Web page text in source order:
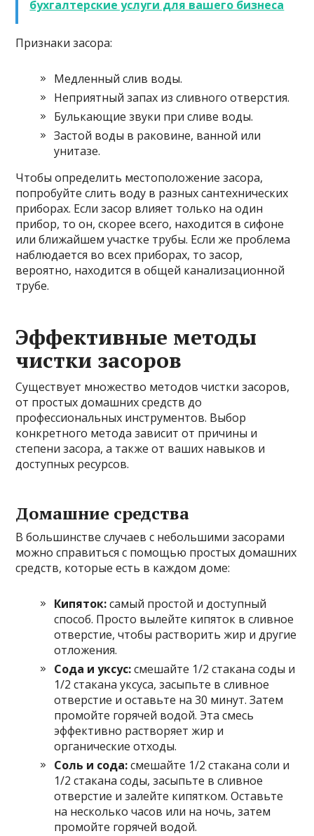
бухгалтерские услуги для вашего бизнеса
Признаки засора:
Медленный слив воды.
Неприятный запах из сливного отверстия.
Булькающие звуки при сливе воды.
Застой воды в раковине, ванной или
унитазе.
Чтобы определить местоположение засора,
попробуйте слить воду в разных сантехнических
приборах. Если засор влияет только на один
прибор, то он, скорее всего, находится в сифоне
или ближайшем участке трубы. Если же проблема
наблюдается во всех приборах, то засор,
вероятно, находится в общей канализационной
трубе.
Эффективные методы
чистки засоров
Существует множество методов чистки засоров,
от простых домашних средств до
профессиональных инструментов. Выбор
конкретного метода зависит от причины и
степени засора, а также от ваших навыков и
доступных ресурсов.
Домашние средства
В большинстве случаев с небольшими засорами
можно справиться с помощью простых домашних
средств, которые есть в каждом доме:
Кипяток:самый простой и доступный
способ. Просто вылейте кипяток в сливное
отверстие, чтобы растворить жир и другие
отложения.
Сода и уксус:смешайте 1/2 стакана соды и
1/2 стакана уксуса, засыпьте в сливное
отверстие и оставьте на 30 минут. Затем
промойте горячей водой. Эта смесь
эффективно растворяет жир и
органические отходы.
Соль и сода:смешайте 1/2 стакана соли и
1/2 стакана соды, засыпьте в сливное
отверстие и залейте кипятком. Оставьте
на несколько часов или на ночь, затем
промойте горячей водой.